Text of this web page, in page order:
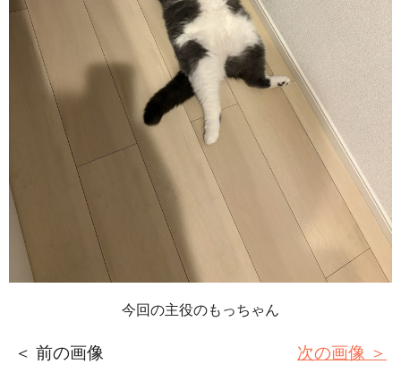
今回の主役のもっちゃん
＜ 前の画像 次の画像 ＞